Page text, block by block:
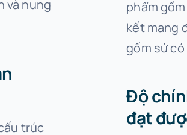
và nung
trúc
phẩm
kết mang
gốm sứ
Độ
đạt